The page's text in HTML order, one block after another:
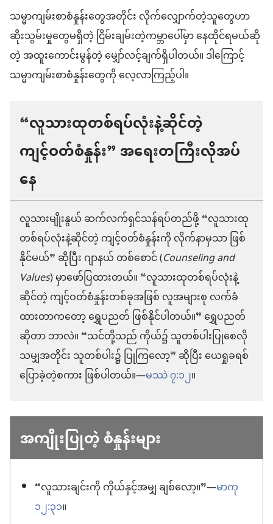
သမ္မာကျမ်းစာစံနှုန်းတွေအတိုင်း လိုက်လျှောက်တဲ့သူတွေဟာ
ဆိုးသွမ်းမှုတွေမရှိတဲ့ ငြိမ်းချမ်းတဲ့ကမ္ဘာပေါ်မှာ နေထိုင်ရမယ်ဆို
တဲ့ အထူးကောင်းမွန်တဲ့ မျှော်လင့်ချက်ရှိပါတယ်။ ဒါကြောင့်
သမ္မာကျမ်းစာစံနှုန်းတွေကို လေ့လာကြည့်ပါ။
“လူသားထုတစ်ရပ်လုံးနဲ့ဆိုင်တဲ့
ကျင့်ဝတ်စံနှုန်း” အရေးတကြီးလိုအပ်
နေ
လူသားမျိုးနွယ် ဆက်လက်ရှင်သန်ရပ်တည်ဖို့ “လူသားထု
တစ်ရပ်လုံးနဲ့ဆိုင်တဲ့ ကျင့်ဝတ်စံနှုန်းကို လိုက်နာမှသာ ဖြစ်
နိုင်မယ်” ဆိုပြီး ဂျာနယ် တစ်စောင် (Counseling and
Values) မှာဖော်ပြထားတယ်။ “လူသားထုတစ်ရပ်လုံးနဲ့
ဆိုင်တဲ့ ကျင့်ဝတ်စံနှုန်းတစ်ခုအဖြစ် လူအများစု လက်ခံ
ထားတာကတော့ ရွှေပညတ် ဖြစ်နိုင်ပါတယ်။” ရွှေပညတ်
ဆိုတာ ဘာလဲ။ “သင်တို့သည် ကိုယ်၌ သူတစ်ပါးပြုစေလို
သမျှအတိုင်း သူတစ်ပါး၌ ပြုကြလော့” ဆိုပြီး ယေရှုခရစ်
ပြောခဲ့တဲ့စကား ဖြစ်ပါတယ်။—မဿဲ ၇:၁၂။
အကျိုးပြုတဲ့ စံနှုန်းများ
“လူသားချင်းကို ကိုယ်နှင့်အမျှ ချစ်လော့။”—မာကု
၁၂:၃၁။